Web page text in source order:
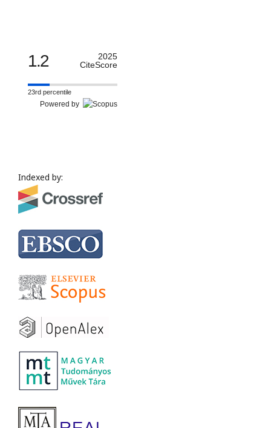
1.2
2025
CiteScore
23rd percentile
Powered by
Indexed by: